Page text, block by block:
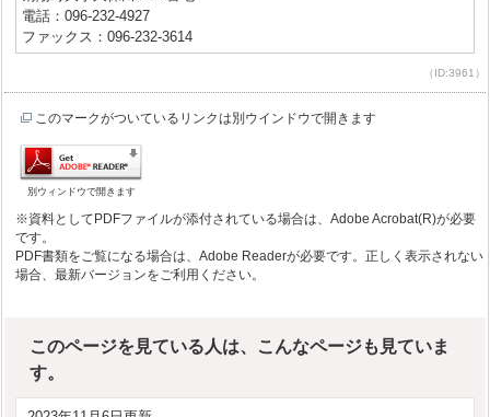
電話：096-232-4927
ファックス：096-232-3614
（ID:3961）
このマークがついているリンクは別ウインドウで開きます
別ウィンドウで開きます
※資料としてPDFファイルが添付されている場合は、Adobe Acrobat(R)が必要
です。
PDF書類をご覧になる場合は、Adobe Readerが必要です。正しく表示されない
場合、最新バージョンをご利用ください。
このページを見ている人は、こんなページも見ていま
す。